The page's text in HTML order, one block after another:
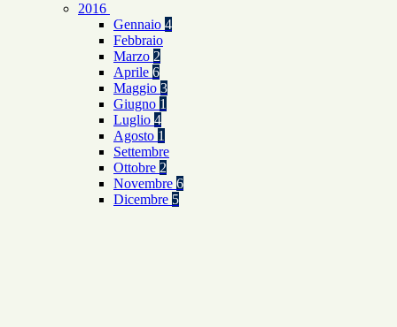
2016
Gennaio 4
Febbraio
Marzo 2
Aprile 6
Maggio 3
Giugno 1
Luglio 4
Agosto 1
Settembre
Ottobre 2
Novembre 6
Dicembre 5